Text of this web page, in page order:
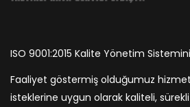
ISO 9001:2015 Kalite Yönetim
Faaliyet göstermiş olduğumuz
isteklerine uygun olarak kaliteli,